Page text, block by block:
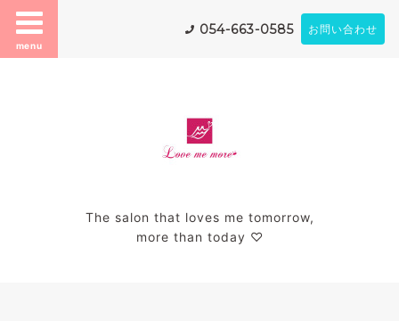
menu
054-663-0585 お問い合わせ
The salon that loves me tomorrow,
more than today ♡